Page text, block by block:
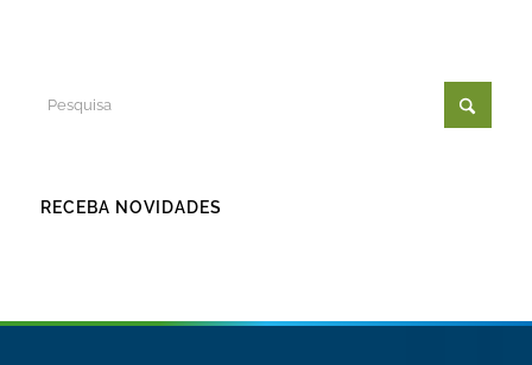
RECEBA NOVIDADES